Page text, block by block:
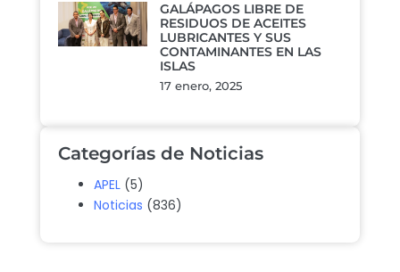
GALÁPAGOS LIBRE DE
RESIDUOS DE ACEITES
LUBRICANTES Y SUS
CONTAMINANTES EN LAS
ISLAS
17 enero, 2025
Categorías de Noticias
APEL (5)
Noticias (836)